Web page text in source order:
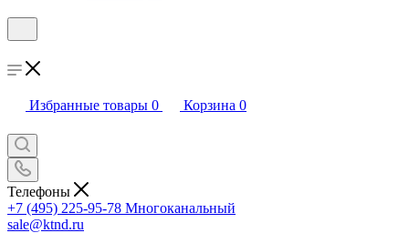
Избранные товары 0 Корзина 0
Телефоны
+7 (495) 225-95-78 Многоканальный
sale@ktnd.ru